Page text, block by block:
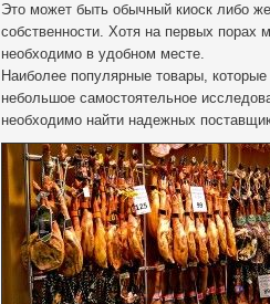
Это может быть обычный киоск либо
собственности. Хотя на первых порах
необходимо в удобном месте.
Наиболее популярные товары,
небольшое самостоятельное
необходимо найти надежных